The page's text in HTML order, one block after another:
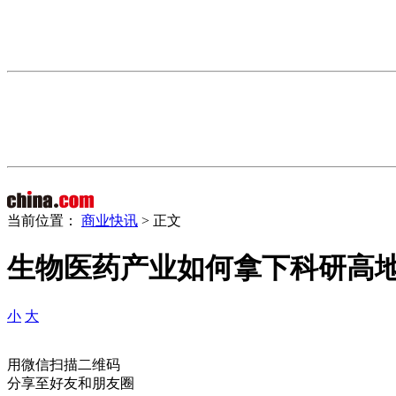
当前位置： 商业快讯 > 正文
生物医药产业如何拿下科研高
小 大
用微信扫描二维码
分享至好友和朋友圈